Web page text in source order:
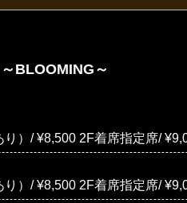
BLOOMING～
）/ ¥8,500 2F着席指定席/
）/ ¥8,500 2F着席指定席/